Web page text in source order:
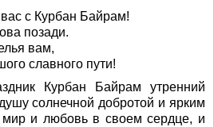
с Курбан Байрам!
позади.
вам,
славного пути!
Курбан Байрам утренний
солнечной добротой и ярким
мир и любовь в своем сердце, и